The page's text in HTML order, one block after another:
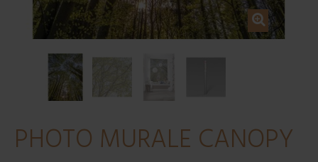
PHOTO MURALE CANOPY